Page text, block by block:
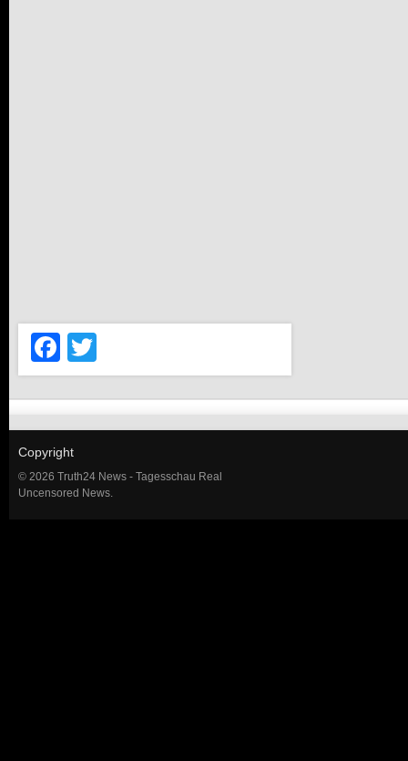
Facebook
Copyright
© 2026 Truth24 News - Tagesschau Real
Uncensored News.